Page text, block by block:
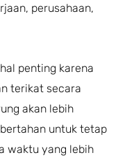
perusahaan,
penting karena
terikat secara
akan lebih
untuk tetap
waktu yang lebih